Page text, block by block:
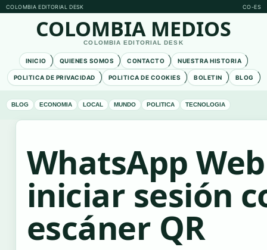
COLOMBIA EDITORIAL DESK CO-ES
COLOMBIA MEDIOS
COLOMBIA EDITORIAL DESK
INICIO QUIENES SOMOS CONTACTO NUESTRA HISTORIA
POLITICA DE PRIVACIDAD POLITICA DE COOKIES BOLETIN BLOG
BLOG ECONOMIA LOCAL MUNDO POLITICA TECNOLOGIA
WhatsApp
iniciar sesión
escáner QR